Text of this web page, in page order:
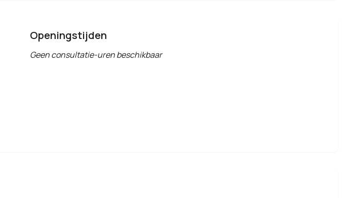
Openingstijden
Geen consultatie-uren beschikbaar